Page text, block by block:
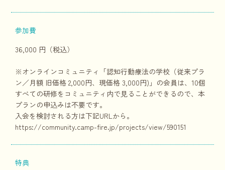
参加費
36,000 円（税込）
※オンラインコミュニティ「認知行動療法の学校（従来プラ
ン／月額 旧価格 2,000円、現価格 3,000円)」の会員は、10個
すべての研修をコミュニティ内で見ることができるので、本
プランの申込みは不要です。
入会を検討される方は下記URLから。
https://community.camp-fire.jp/projects/view/590151
特典